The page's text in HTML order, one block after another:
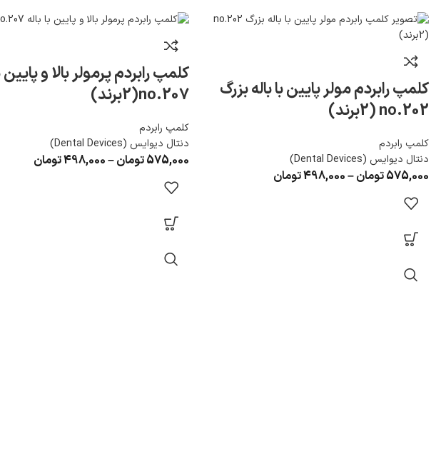
کلمپ رابردم مولر پایین با باله بزرگ
no.202 (2برند)
کلمپ رابردم
دنتال دیوایس (Dental Devices)
575,000تومان–
498,000تومان
کلمپ رابردم پرمولر بالا و پایین
no.207(2برند)
کلمپ رابردم
دنتال دیوایس (Dental Devices)
575,000تومان–
498,000تومان